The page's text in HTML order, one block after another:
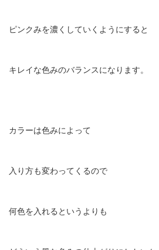
ピンクみを濃くしていくようにすると
キレイな色みのバランスになります。
カラーは色みによって
入り方も変わってくるので
何色を入れるというよりも